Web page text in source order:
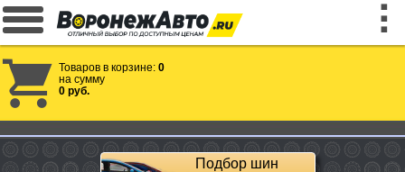
Товаров в корзине: 0
на сумму
0 руб.
Подбор шин